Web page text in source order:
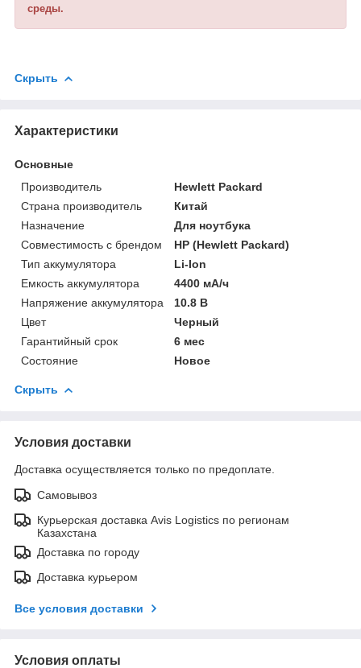
среды.
Скрыть
Характеристики
Основные
Производитель
Hewlett Packard
Страна производитель
Китай
Назначение
Для ноутбука
Совместимость с брендом
HP (Hewlett Packard)
Тип аккумулятора
Li-Ion
Емкость аккумулятора
4400 мА/ч
Напряжение аккумулятора
10.8 В
Цвет
Черный
Гарантийный срок
6 мес
Состояние
Новое
Скрыть
Условия доставки
Доставка осуществляется только по предоплате.
Самовывоз
Курьерская доставка Avis Logistics по регионам
Казахстана
Доставка по городу
Доставка курьером
Все условия доставки
Условия оплаты